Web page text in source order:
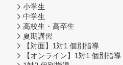
小学生
中学生
高校生・高卒生
夏期講習
【対面】1対1 個別指導
【オンライン】1対1 個別指導